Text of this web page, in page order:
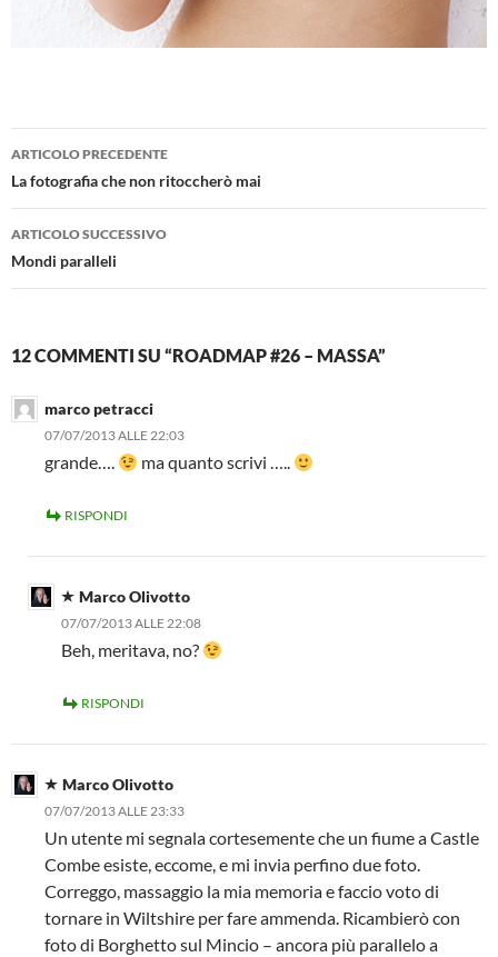
Navigazione
articolo
ARTICOLO PRECEDENTE
La fotografia che non ritoccherò mai
ARTICOLO SUCCESSIVO
Mondi paralleli
12 COMMENTI SU “ROADMAP #26 – MASSA”
marco petracci
07/07/2013 ALLE 22:03
grande…. ma quanto scrivi …..
RISPONDI
Marco Olivotto
07/07/2013 ALLE 22:08
Beh, meritava, no?
RISPONDI
Marco Olivotto
07/07/2013 ALLE 23:33
Un utente mi segnala cortesemente che un fiume a Castle
Combe esiste, eccome, e mi invia perfino due foto.
Correggo, massaggio la mia memoria e faccio voto di
tornare in Wiltshire per fare ammenda. Ricambierò con
foto di Borghetto sul Mincio – ancora più parallelo a